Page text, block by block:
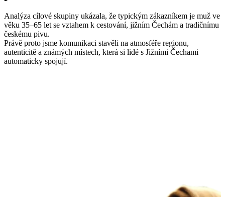
Analýza cílové skupiny ukázala, že typickým zákazníkem je muž ve
věku 35–65 let se vztahem k cestování, jižním Čechám a tradičnímu
českému pivu.
Právě proto jsme komunikaci stavěli na atmosféře regionu,
autenticitě a známých místech, která si lidé s Jižními Čechami
automaticky spojují.